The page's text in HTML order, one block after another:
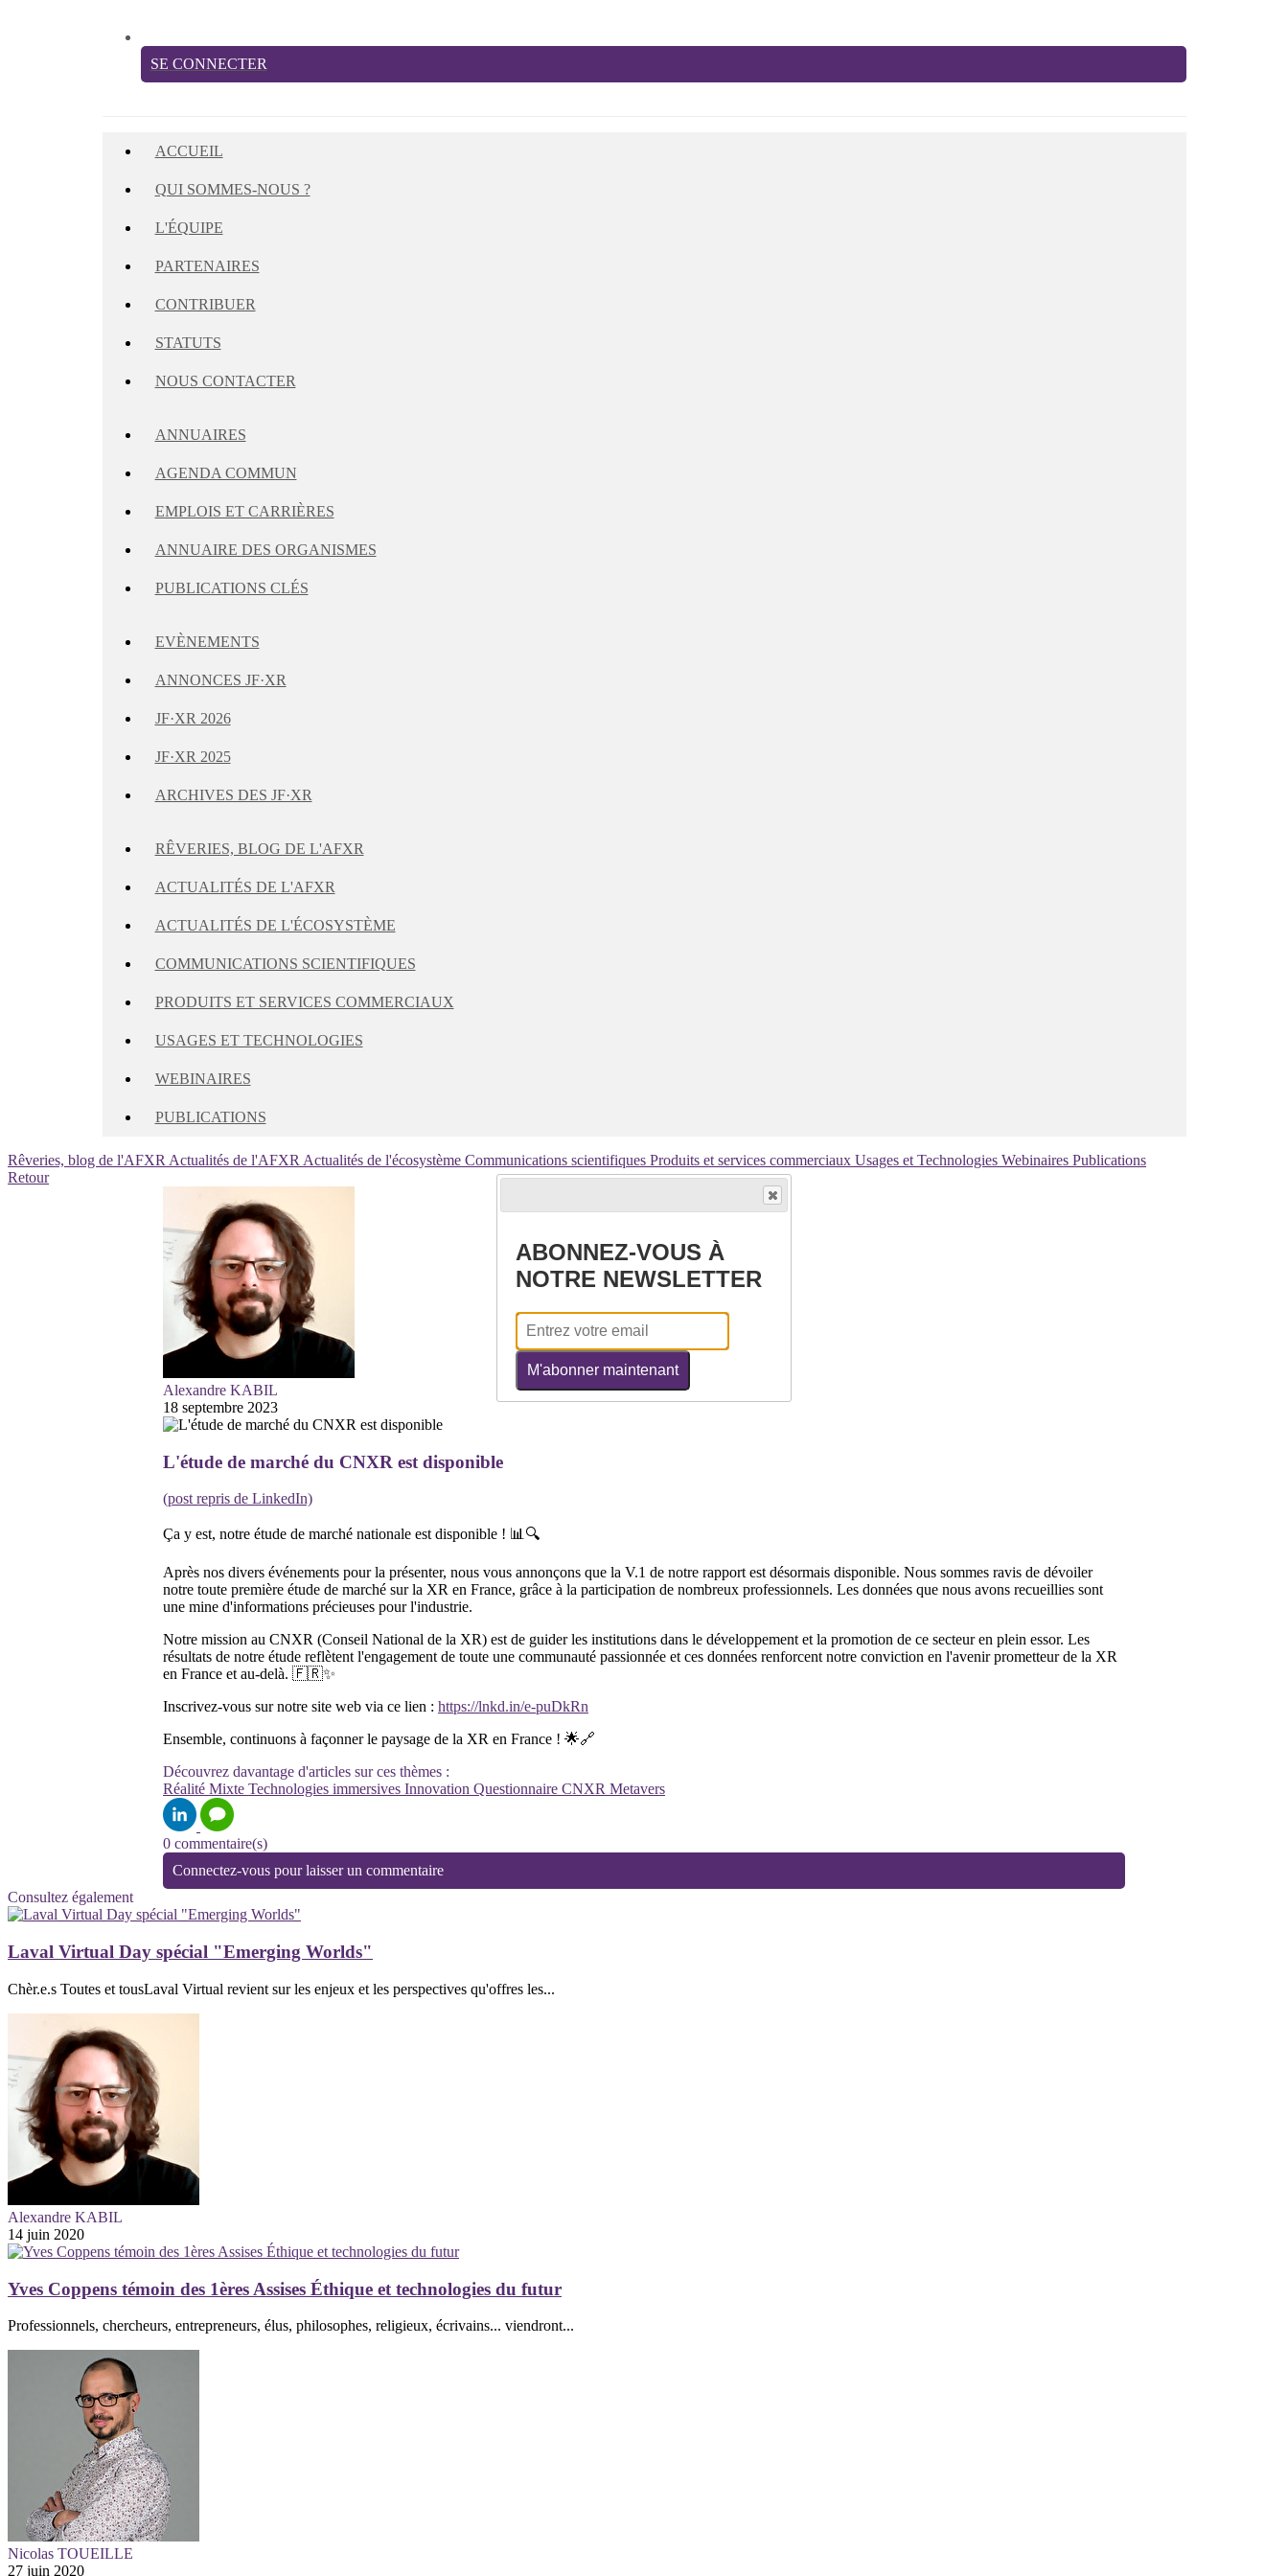
SE CONNECTER
ACCUEIL
QUI SOMMES-NOUS ?
L'ÉQUIPE
PARTENAIRES
CONTRIBUER
STATUTS
NOUS CONTACTER
ANNUAIRES
AGENDA COMMUN
EMPLOIS ET CARRIÈRES
ANNUAIRE DES ORGANISMES
PUBLICATIONS CLÉS
EVÈNEMENTS
ANNONCES JF·XR
JF·XR 2026
JF·XR 2025
ARCHIVES DES JF·XR
RÊVERIES, BLOG DE L'AFXR
ACTUALITÉS DE L'AFXR
ACTUALITÉS DE L'ÉCOSYSTÈME
COMMUNICATIONS SCIENTIFIQUES
PRODUITS ET SERVICES COMMERCIAUX
USAGES ET TECHNOLOGIES
WEBINAIRES
PUBLICATIONS
Rêveries, blog de l'AFXR Actualités de l'AFXR Actualités de l'écosystème Communications scientifiques Produits et services commerciaux Usages et Technologies Webinaires Publications
Retour
Alexandre KABIL
18 septembre 2023
L'étude de marché du CNXR est disponible
(post repris de LinkedIn)
Ça y est, notre étude de marché nationale est disponible ! 📊🔍
Après nos divers événements pour la présenter, nous vous annonçons que la V.1 de notre rapport est désormais disponible. Nous sommes ravis de dévoiler
notre toute première étude de marché sur la XR en France, grâce à la participation de nombreux professionnels. Les données que nous avons recueillies sont
une mine d'informations précieuses pour l'industrie.
Notre mission au CNXR (Conseil National de la XR) est de guider les institutions dans le développement et la promotion de ce secteur en plein essor. Les
résultats de notre étude reflètent l'engagement de toute une communauté passionnée et ces données renforcent notre conviction en l'avenir prometteur de la XR
en France et au-delà. 🇫🇷✨
Inscrivez-vous sur notre site web via ce lien : https://lnkd.in/e-puDkRn
Ensemble, continuons à façonner le paysage de la XR en France ! 🌟🔗
Découvrez davantage d'articles sur ces thèmes :
Réalité Mixte Technologies immersives Innovation Questionnaire CNXR Metavers
0 commentaire(s)
Connectez-vous pour laisser un commentaire
Consultez également
Laval Virtual Day spécial "Emerging Worlds"
Chèr.e.s Toutes et tousLaval Virtual revient sur les enjeux et les perspectives qu'offres les...
Alexandre KABIL
14 juin 2020
Yves Coppens témoin des 1ères Assises Éthique et technologies du futur
Professionnels, chercheurs, entrepreneurs, élus, philosophes, religieux, écrivains... viendront...
Nicolas TOUEILLE
27 juin 2020
ABONNEZ-VOUS À
NOTRE NEWSLETTER
M'abonner maintenant